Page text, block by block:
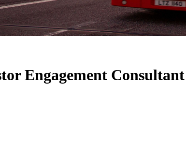
Engagement